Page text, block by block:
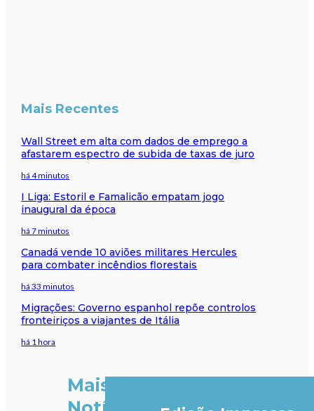
Mais Recentes
Wall Street em alta com dados de emprego a
afastarem espectro de subida de taxas de juro
há 4 minutos
I Liga: Estoril e Famalicão empatam jogo
inaugural da época
há 7 minutos
Canadá vende 10 aviões militares Hercules
para combater incêndios florestais
há 33 minutos
Migrações: Governo espanhol repõe controlos
fronteiriços a viajantes de Itália
há 1 hora
Mais